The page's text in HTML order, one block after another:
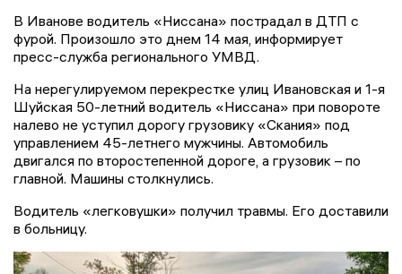
В Иванове водитель «Ниссана» пострадал в ДТП с
фурой. Произошло это днем 14 мая, информирует
пресс-служба регионального УМВД.
На нерегулируемом перекрестке улиц Ивановская и 1-я
Шуйская 50-летний водитель «Ниссана» при повороте
налево не уступил дорогу грузовику «Скания» под
управлением 45-летнего мужчины. Автомобиль
двигался по второстепенной дороге, а грузовик – по
главной. Машины столкнулись.
Водитель «легковушки» получил травмы. Его доставили
в больницу.